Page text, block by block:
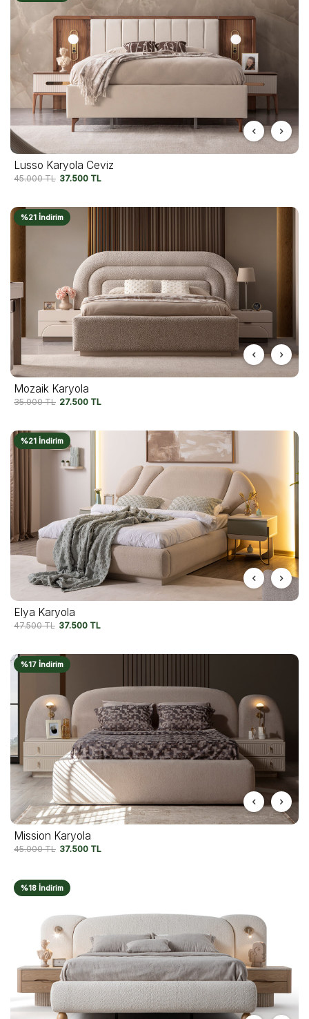
Lusso Karyola Ceviz
45.000TL 37.500 TL
%21 İndirim
Mozaik Karyola
35.000TL 27.500 TL
%21 İndirim
Elya Karyola
47.500TL 37.500 TL
%17 İndirim
Mission Karyola
45.000TL 37.500 TL
%18 İndirim